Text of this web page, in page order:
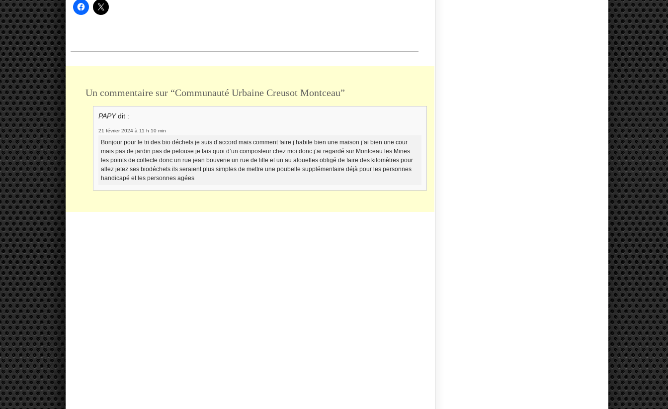
Cliquez
pour
nouvelle
Cliquer
pour
nouvelle
Un commentaire sur “Communauté Urbaine Creusot Montceau”
PAPY dit :
21 février 2024 à 11 h 10 min
Bonjour pour le tri des bio déchets je suis d’accord mais comment faire j’habite bien une maison j’ai bien une cour
mais pas de jardin pas de pelouse je fais quoi d’un composteur chez moi donc j’ai regardé sur Montceau les Mines
les points de collecte donc un rue jean bouverie un rue de lille et un au alouettes obligé de faire des kilomètres pour
allez jetez ses biodéchets ils seraient plus simples de mettre une poubelle supplémentaire déjà pour les personnes
handicapé et les personnes agées